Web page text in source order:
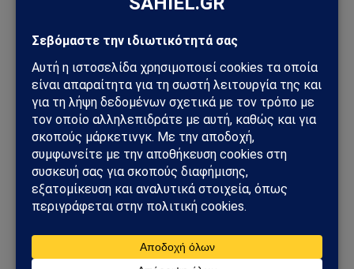
ΕΘΝΙΚΆ
Νέα ένταση στο Αιγαίο: Δύο εμπλοκές ελληνικών
και τουρκικών μαχητικών επαναφέρουν το
σκηνικό αντιπαράθεσης
23/06/2026